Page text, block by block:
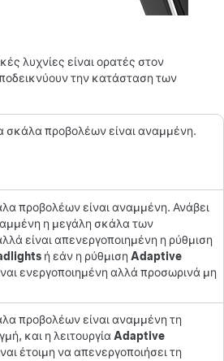
λυχνίες είναι ορατές στον
την κατάσταση των
σκάλα προβολέων είναι αναμμένη.
προβολέων είναι αναμμένη. Ανάβει
η μεγάλη σκάλα των
είναι απενεργοποιημένη η ρύθμιση
ή εάν η ρύθμιση Adaptive
ενεργοποιημένη αλλά προσωρινά μη
προβολέων είναι αναμμένη τη
και η λειτουργίαAdaptive
έτοιμη να απενεργοποιήσει τη